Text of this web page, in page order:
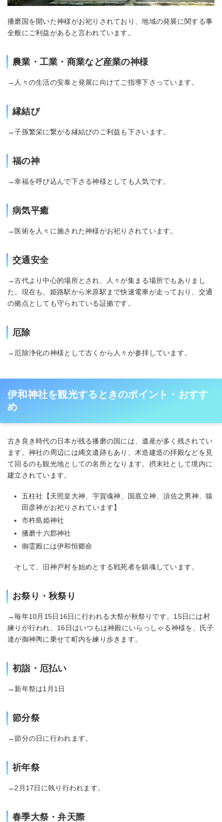
播磨国を開いた神様がお祀りされており、地域の発展に関する事
全般にご利益があると言われています。
農業・工業・商業など産業の神様
→人々の生活の安泰と発展に向けてご指導下さっています。
縁結び
→子孫繁栄に繋がる縁結びのご利益も下さいます。
福の神
→幸福を呼び込んで下さる神様としても人気です。
病気平癒
→医術を人々に施された神様がお祀りされています。
交通安全
→古代より中心的場所とされ、人々が集まる場所でもありまし
た。現在も、姫路駅から米原駅まで快速電車が走っており、交通
の拠点としても守られている証拠です。
厄除
→厄除浄化の神様として古くから人々が参拝しています。
伊和神社を観光するときのポイント・おすす
め
古き良き時代の日本が残る播磨の国には、遺産が多く残されてい
ます。神社の周辺には縄文遺跡もあり、木造建造の拝殿などを見
て回るのも観光地としての名所となります。摂末社として境内に
建立されています。
五柱社【天照皇大神、宇賀魂神、国底立神、須佐之男神、猿
田彦神がお祀りされています】
市杵島姫神社
播磨十六郡神社
御霊殿には伊和恒郷命
そして、旧神戸村を始めとする戦死者を鎮魂しています。
お祭り・秋祭り
→毎年10月15日16日に行われる大祭が秋祭りです。15日には村
練りが行われ、16日はいつもは神殿にいらっしゃる神様を、氏子
達が御神輿に乗せて町内を練り歩きます。
初詣・厄払い
→新年祭は1月1日
節分祭
→節分の日に行われます。
祈年祭
→2月17日に執り行われます。
春季大祭・弁天際